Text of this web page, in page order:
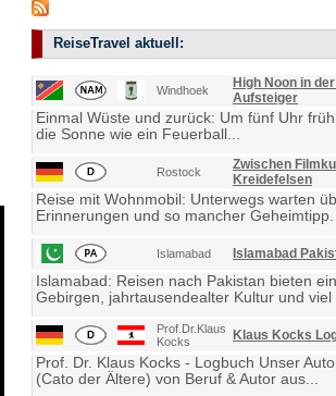
ReiseTravel aktuell:
Windhoek
High Noon in
Aufsteiger
Einmal Wüste und zurück: Um fünf Uhr
die Sonne wie ein Feuerball...
Rostock
Zwischen
Kreidefelsen
Reise mit Wohnmobil: Unterwegs warten
Erinnerungen und so mancher Geheimtipp.
Islamabad Islamabad
Islamabad: Reisen nach Pakistan bieten
Gebirgen, jahrtausendealter Kultur und viel
Prof.Dr.Klaus
Kocks
Klaus Kocks
Prof. Dr. Klaus Kocks - Logbuch Unser
(Cato der Ältere) von Beruf & Autor aus...